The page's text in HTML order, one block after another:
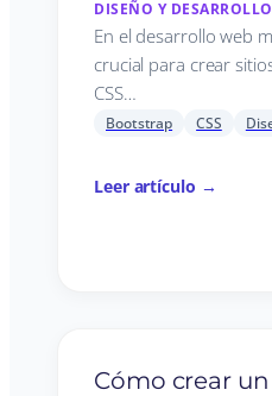
DISEÑO Y
En el desarrollo web
crucial para crear
CSS…
Bootstrap CSS
Leer artículo →
Cómo crear